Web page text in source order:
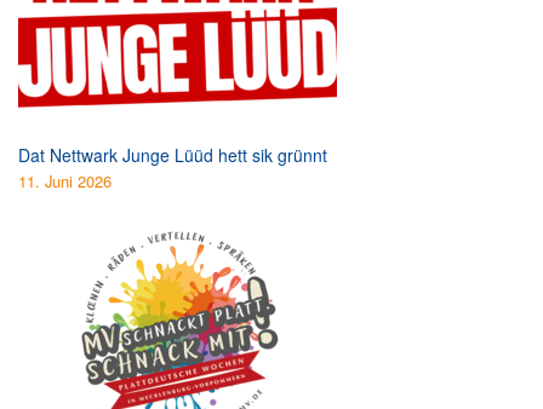
Dat Nettwark Junge Lüüd hett sik grünnt
11. Juni 2026